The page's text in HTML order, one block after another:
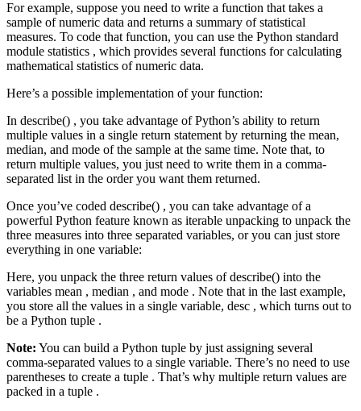
For example, suppose you need to write a function that takes a
sample of numeric data and returns a summary of statistical
measures. To code that function, you can use the Python standard
module statistics , which provides several functions for calculating
mathematical statistics of numeric data.
Here’s a possible implementation of your function:
In describe() , you take advantage of Python’s ability to return
multiple values in a single return statement by returning the mean,
median, and mode of the sample at the same time. Note that, to
return multiple values, you just need to write them in a comma-
separated list in the order you want them returned.
Once you’ve coded describe() , you can take advantage of a
powerful Python feature known as iterable unpacking to unpack the
three measures into three separated variables, or you can just store
everything in one variable:
Here, you unpack the three return values of describe() into the
variables mean , median , and mode . Note that in the last example,
you store all the values in a single variable, desc , which turns out to
be a Python tuple .
Note: You can build a Python tuple by just assigning several
comma-separated values to a single variable. There’s no need to use
parentheses to create a tuple . That’s why multiple return values are
packed in a tuple .